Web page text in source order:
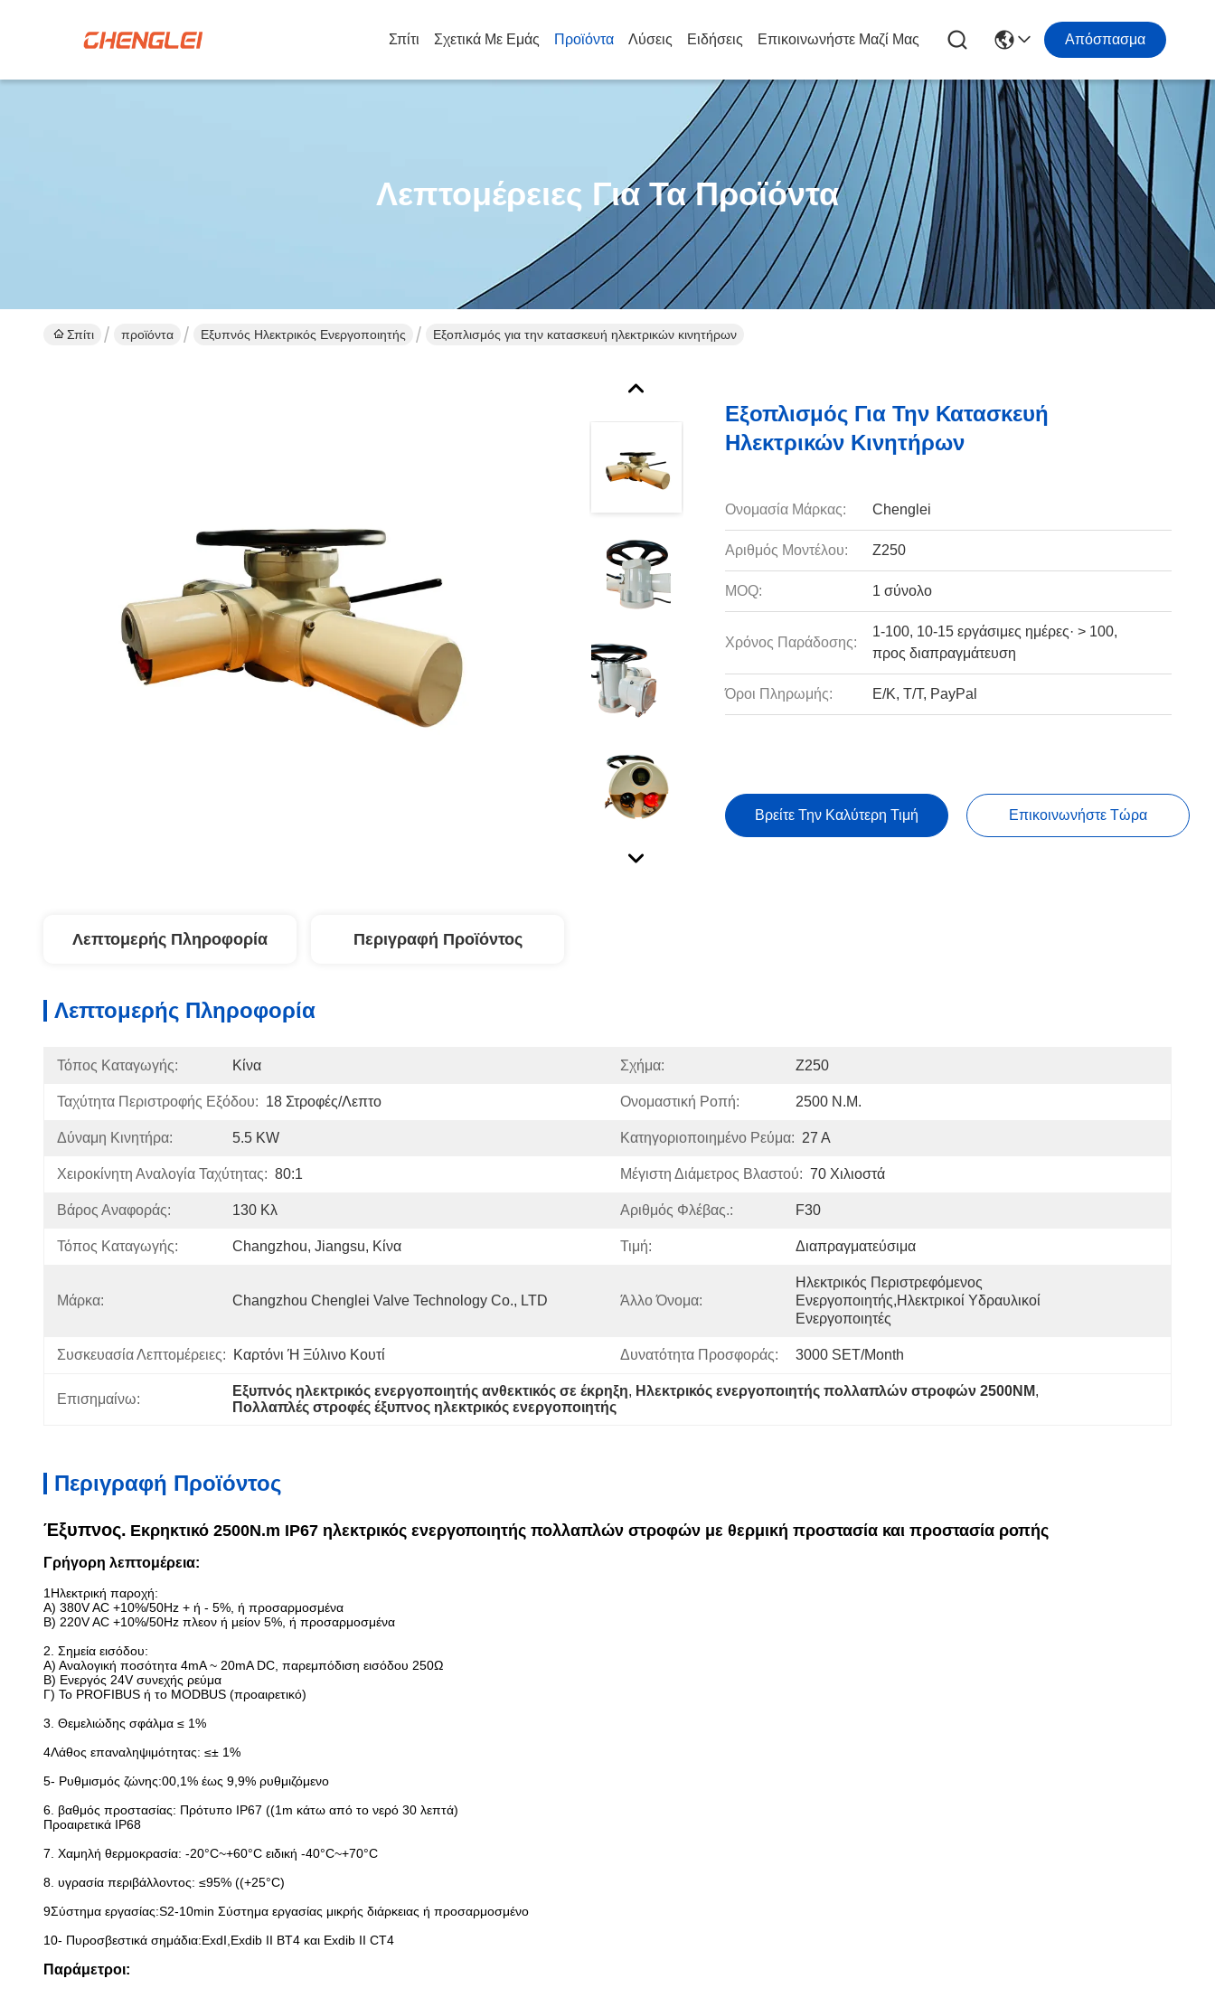
Σπίτι Σχετικά Με Εμάς Προϊόντα Λύσεις Ειδήσεις Επικοινωνήστε Μαζί Μας Απόσπασμα
Λεπτομέρειες Για Τα Προϊόντα
Σπίτι προϊόντα Εξυπνός Ηλεκτρικός Ενεργοποιητής Εξοπλισμός για την κατασκευή ηλεκτρικών κινητήρων
Εξοπλισμός Για Την Κατασκευή
Ηλεκτρικών Κινητήρων
Ονομασία Μάρκας: Chenglei
Αριθμός Μοντέλου: Z250
MOQ: 1 σύνολο
Χρόνος Παράδοσης:
1-100, 10-15 εργάσιμες ημέρες· > 100,
προς διαπραγμάτευση
Όροι Πληρωμής: Ε/Κ, Τ/Τ, PayPal
Βρείτε Την Καλύτερη Τιμή Επικοινωνήστε Τώρα
Λεπτομερής Πληροφορία Περιγραφή Προϊόντος
Λεπτομερής Πληροφορία
Τόπος Καταγωγής: Κίνα Σχήμα: Z250
Ταχύτητα Περιστροφής Εξόδου: 18 Στροφές/λεπτο Ονομαστική Ροπή: 2500 N.m.
Δύναμη Κινητήρα: 5.5 KW Κατηγοριοποιημένο Ρεύμα: 27 Α
Χειροκίνητη Αναλογία Ταχύτητας: 80:1 Μέγιστη Διάμετρος Βλαστού: 70 Χιλιοστά
Βάρος Αναφοράς: 130 Κλ Αριθμός Φλέβας.: F30
Τόπος Καταγωγής: Changzhou, Jiangsu, Κίνα Τιμή: Διαπραγματεύσιμα
Μάρκα: Changzhou Chenglei Valve Technology Co., LTD Άλλο Όνομα:
Ηλεκτρικός Περιστρεφόμενος
Ενεργοποιητής,ηλεκτρικοί Υδραυλικοί
Ενεργοποιητές
Συσκευασία Λεπτομέρειες: Καρτόνι Ή Ξύλινο Κουτί Δυνατότητα Προσφοράς: 3000 SET/Month
Επισημαίνω:
Εξυπνός ηλεκτρικός ενεργοποιητής ανθεκτικός σε έκρηξη, Ηλεκτρικός ενεργοποιητής πολλαπλών στροφών 2500NM,
Πολλαπλές στροφές έξυπνος ηλεκτρικός ενεργοποιητής
Περιγραφή Προϊόντος
Έξυπνος. Εκρηκτικό 2500N.m IP67 ηλεκτρικός ενεργοποιητής πολλαπλών στροφών με θερμική προστασία και προστασία ροπής
Γρήγορη λεπτομέρεια:
1Ηλεκτρική παροχή:
Α) 380V AC +10%/50Hz + ή - 5%, ή προσαρμοσμένα
Β) 220V AC +10%/50Hz πλεον ή μείον 5%, ή προσαρμοσμένα
2. Σημεία εισόδου:
Α) Αναλογική ποσότητα 4mA ~ 20mA DC, παρεμπόδιση εισόδου 250Ω
Β) Ενεργός 24V συνεχής ρεύμα
Γ) Το PROFIBUS ή το MODBUS (προαιρετικό)
3. Θεμελιώδης σφάλμα ≤ 1%
4Λάθος επαναληψιμότητας: ≤± 1%
5- Ρυθμισμός ζώνης:00,1% έως 9,9% ρυθμιζόμενο
6. βαθμός προστασίας: Πρότυπο IP67 ((1m κάτω από το νερό 30 λεπτά)
Προαιρετικά IP68
7. Χαμηλή θερμοκρασία: -20°C~+60°C ειδική -40°C~+70°C
8. υγρασία περιβάλλοντος: ≤95% ((+25°C)
9Σύστημα εργασίας:S2-10min Σύστημα εργασίας μικρής διάρκειας ή προσαρμοσμένο
10- Πυροσβεστικά σημάδια:ExdI,Exdib II BT4 και Exdib II CT4
Παράμετροι: